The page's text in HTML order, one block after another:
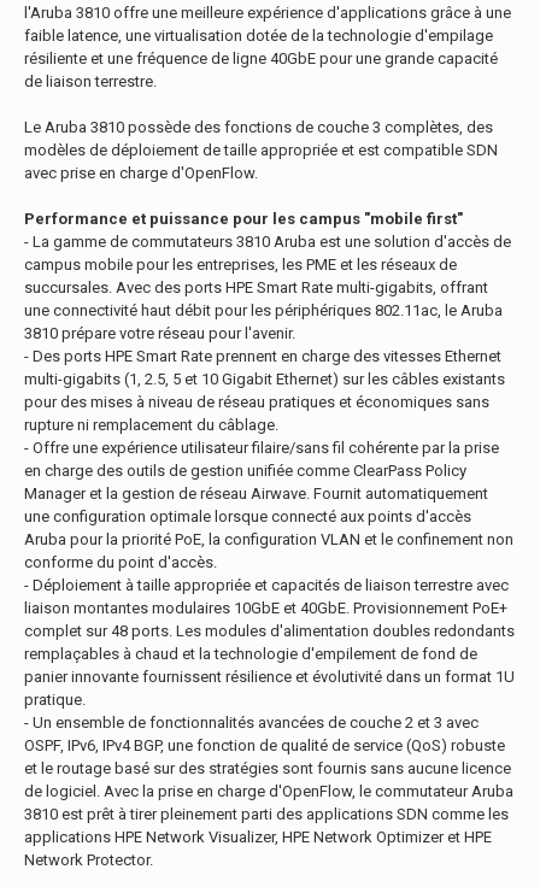
l'Aruba 3810 offre une meilleure expérience d'applications grâce à une
faible latence, une virtualisation dotée de la technologie d'empilage
résiliente et une fréquence de ligne 40GbE pour une grande capacité
de liaison terrestre.
Le Aruba 3810 possède des fonctions de couche 3 complètes, des
modèles de déploiement de taille appropriée et est compatible SDN
avec prise en charge d'OpenFlow.
Performance et puissance pour les campus "mobile first"
- La gamme de commutateurs 3810 Aruba est une solution d'accès de
campus mobile pour les entreprises, les PME et les réseaux de
succursales. Avec des ports HPE Smart Rate multi-gigabits, offrant
une connectivité haut débit pour les périphériques 802.11ac, le Aruba
3810 prépare votre réseau pour l'avenir.
- Des ports HPE Smart Rate prennent en charge des vitesses Ethernet
multi-gigabits (1, 2.5, 5 et 10 Gigabit Ethernet) sur les câbles existants
pour des mises à niveau de réseau pratiques et économiques sans
rupture ni remplacement du câblage.
- Offre une expérience utilisateur filaire/sans fil cohérente par la prise
en charge des outils de gestion unifiée comme ClearPass Policy
Manager et la gestion de réseau Airwave. Fournit automatiquement
une configuration optimale lorsque connecté aux points d'accès
Aruba pour la priorité PoE, la configuration VLAN et le confinement non
conforme du point d'accès.
- Déploiement à taille appropriée et capacités de liaison terrestre avec
liaison montantes modulaires 10GbE et 40GbE. Provisionnement PoE+
complet sur 48 ports. Les modules d'alimentation doubles redondants
remplaçables à chaud et la technologie d'empilement de fond de
panier innovante fournissent résilience et évolutivité dans un format 1U
pratique.
- Un ensemble de fonctionnalités avancées de couche 2 et 3 avec
OSPF, IPv6, IPv4 BGP, une fonction de qualité de service (QoS) robuste
et le routage basé sur des stratégies sont fournis sans aucune licence
de logiciel. Avec la prise en charge d'OpenFlow, le commutateur Aruba
3810 est prêt à tirer pleinement parti des applications SDN comme les
applications HPE Network Visualizer, HPE Network Optimizer et HPE
Network Protector.